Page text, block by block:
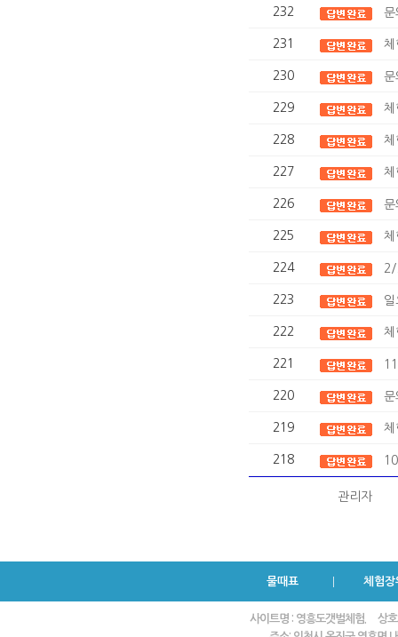
232 문
231 체
230 문
229 체
228 체
227 체
226 문
225 체
224 2/
223
222 체
221
220 문
219 체
218
관리자
물때표 체험장
사이트명 : 영흥도갯벌체험.
상